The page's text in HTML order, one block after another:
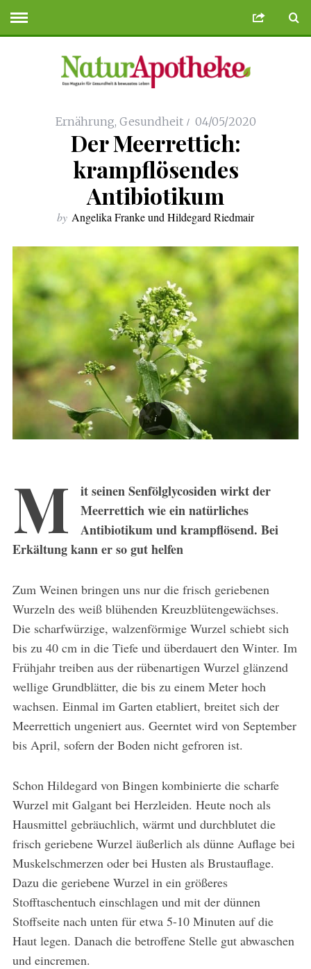
Deneme Bonusu Veren Sitelerhttps://
Ernährung, Gesundheit 04/05/2020
Der Meerrettich:
krampflösendes
Antibiotikum
by Angelika Franke und Hildegard Riedmair
M
it seinen Senfölglycosiden wirkt der
Meerrettich wie ein natürliches
Antibiotikum und krampflösend. Bei
Erkältung kann er so gut helfen
Zum Weinen bringen uns nur die frisch geriebenen
Wurzeln des weiß blühenden Kreuzblütengewächses.
Die scharfwürzige, walzenförmige Wurzel schiebt sich
bis zu 40 cm in die Tiefe und überdauert den Winter. Im
Frühjahr treiben aus der rübenartigen Wurzel glänzend
wellige Grundblätter, die bis zu einem Meter hoch
wachsen. Einmal im Garten etabliert, breitet sich der
Meerrettich ungeniert aus. Geerntet wird von September
bis April, sofern der Boden nicht gefroren ist.
Schon Hildegard von Bingen kombinierte die scharfe
Wurzel mit Galgant bei Herzleiden. Heute noch als
Hausmittel gebräuchlich, wärmt und durchblutet die
frisch geriebene Wurzel äußerlich als dünne Auflage bei
Muskelschmerzen oder bei Husten als Brustauflage.
Dazu die geriebene Wurzel in ein größeres
Stofftaschentuch einschlagen und mit der dünnen
Stoffseite nach unten für etwa 5-10 Minuten auf die
Haut legen. Danach die betroffene Stelle gut abwaschen
und eincremen.